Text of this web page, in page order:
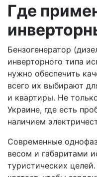
Где
Бензогенератор
инверторного типа
нужно обеспечить
всего их выбирают
и квартиры. Не
Украине, где есть
наличием
Современные
весом и габаритами
туристических